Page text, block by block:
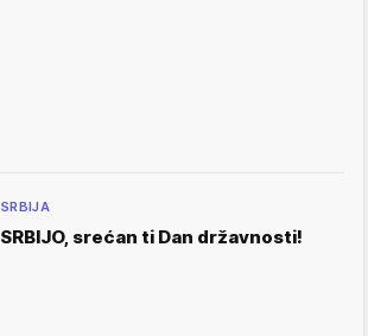
SRBIJA
SRBIJO, srećan ti Dan državnosti!